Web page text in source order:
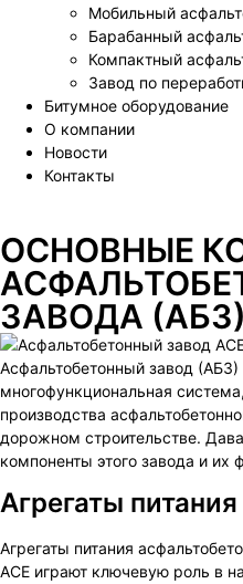
Мобильный
Барабанный
Компактный
Завод по
Битумное оборудование
О компании
Новости
Контакты
ОСНОВНЫЕ
ЗАВОДА (АБЗ)
Асфальтобетонный завод
многофункциональная
производства
дорожном строительстве.
компоненты этого завода и их
Агрегаты питания
Агрегаты питания
ACE играют ключевую роль в